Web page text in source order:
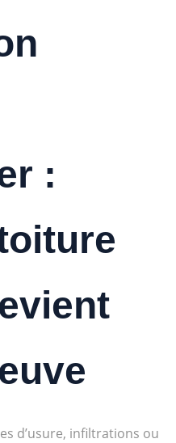
:
d’usure, infiltrations ou